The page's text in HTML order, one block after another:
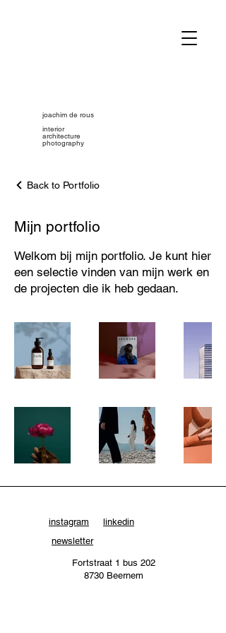
joachim de rous
interior
architecture
photography
Back to Portfolio
Mijn portfolio
Welkom bij mijn portfolio. Je kunt hier
een selectie vinden van mijn werk en
de projecten die ik heb gedaan.
instagram
linkedin
newsletter
Fortstraat 1 bus 202
8730 Beernem